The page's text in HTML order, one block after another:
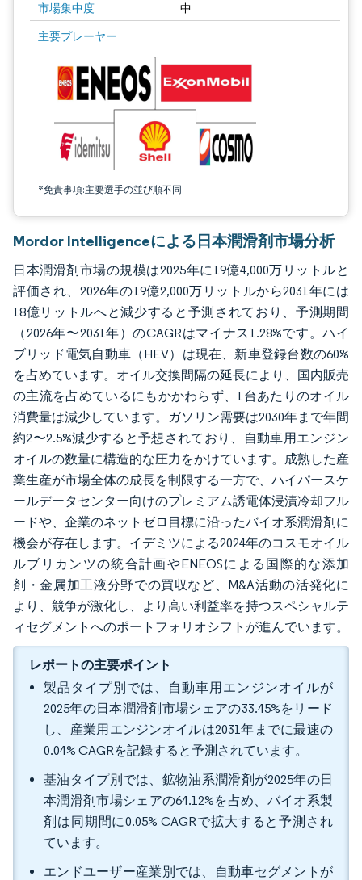
市場集中度 中
主要プレーヤー
*免責事項:主要選手の並び順不同
画像 © Mordor Intelligence。再利用にはCC BY 4.0の表示が必要です。
Mordor Intelligenceによる日本潤滑剤市場分析
日本潤滑剤市場の規模は2025年に19億4,000万リットルと
評価され、2026年の19億2,000万リットルから2031年には
18億リットルへと減少すると予測されており、予測期間
（2026年〜2031年）のCAGRはマイナス1.28%です。ハイ
ブリッド電気自動車（HEV）は現在、新車登録台数の60%
を占めています。オイル交換間隔の延長により、国内販売
の主流を占めているにもかかわらず、1台あたりのオイル
消費量は減少しています。ガソリン需要は2030年まで年間
約2〜2.5%減少すると予想されており、自動車用エンジン
オイルの数量に構造的な圧力をかけています。成熟した産
業生産が市場全体の成長を制限する一方で、ハイパースケ
ールデータセンター向けのプレミアム誘電体浸漬冷却フル
ードや、企業のネットゼロ目標に沿ったバイオ系潤滑剤に
機会が存在します。イデミツによる2024年のコスモオイル
ルブリカンツの統合計画やENEOSによる国際的な添加
剤・金属加工液分野での買収など、M&A活動の活発化に
より、競争が激化し、より高い利益率を持つスペシャルテ
ィセグメントへのポートフォリオシフトが進んでいます。
レポートの主要ポイント
製品タイプ別では、自動車用エンジンオイルが
2025年の日本潤滑剤市場シェアの33.45%をリード
し、産業用エンジンオイルは2031年までに最速の
0.04% CAGRを記録すると予測されています。
基油タイプ別では、鉱物油系潤滑剤が2025年の日
本潤滑剤市場シェアの64.12%を占め、バイオ系製
剤は同期間に0.05% CAGRで拡大すると予測され
ています。
エンドユーザー産業別では、自動車セグメントが